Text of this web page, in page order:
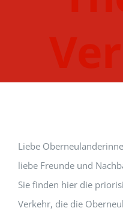
Liebe
liebe Freunde und
Sie finden hier die
Verkehr, die die